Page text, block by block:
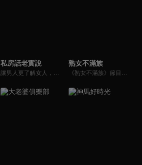
私房話老實說 熟女不滿族